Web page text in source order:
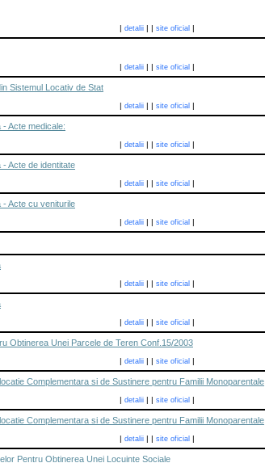
| detalii| | site oficial|
| detalii| | site oficial|
Sistemul Locativ de Stat
| detalii| | site oficial|
Acte medicale:
| detalii| | site oficial|
Acte de identitate
| detalii| | site oficial|
Acte cu veniturile
| detalii| | site oficial|
| detalii| | site oficial|
| detalii| | site oficial|
Obtinerea Unei Parcele de Teren Conf.15/2003
| detalii| | site oficial|
Complementara si de Sustinere pentru Familii Monoparentale
| detalii| | site oficial|
Complementara si de Sustinere pentru Familii Monoparentale
| detalii| | site oficial|
Pentru Obtinerea Unei Locuinte Sociale